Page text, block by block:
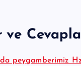
ve
peygamberimiz